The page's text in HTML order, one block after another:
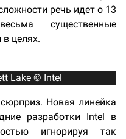
речь идет о 13
существенные
в целях.
Lake © Intel
Новая линейка
разработки Intel в
игнорируя так